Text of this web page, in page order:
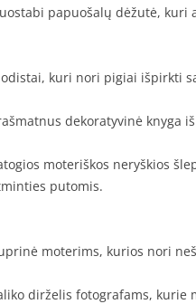
papuošalų dėžutė, kuri
kuri nori pigiai išpirkti
dekoratyvinė knyga
moteriškos neryškios
putomis.
moterims, kurios nori
dirželis fotografams,